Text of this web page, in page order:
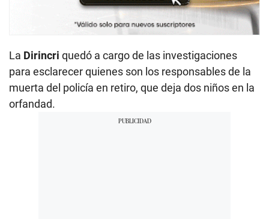
La Dirincri quedó a cargo de las investigaciones
para esclarecer quienes son los responsables de la
muerta del policía en retiro, que deja dos niños en la
orfandad.